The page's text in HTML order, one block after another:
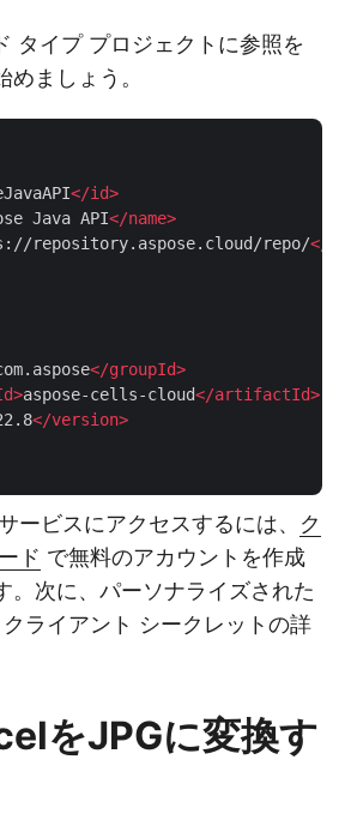
タイプ プロジェクトに参照を
ましょう。
</id>
Java API</name>
repository.aspose.cloud/repo/</
</groupId>
>aspose-cells-cloud</artifactId>
</version>
ービスにアクセスするには、 ク
ド で無料のアカウントを作成
。次に、パーソナライズされた
ライアント シークレットの詳
をJPGに変換す